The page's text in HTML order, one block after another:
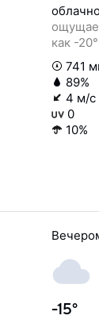
как -
741
89%
4 м/с
0
10%
-15°